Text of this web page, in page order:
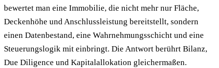
bewertet man eine Immobilie, die nicht mehr nur Fläche,
Deckenhöhe und Anschlussleistung bereitstellt, sondern
einen Datenbestand, eine Wahrnehmungsschicht und eine
Steuerungslogik mit einbringt. Die Antwort berührt Bilanz,
Due Diligence und Kapitalallokation gleichermaßen.